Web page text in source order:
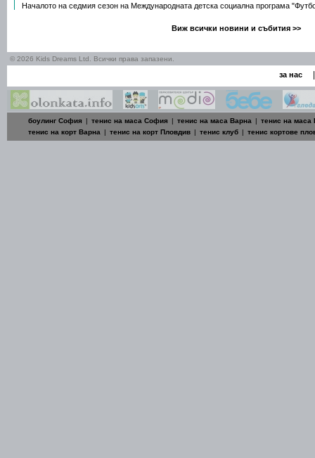
Началото на седмия сезон на Международната детска социална програма
Виж всички новини и събития >>
© 2026 Kids Dreams Ltd. Всички права запазени.
за нас
боулинг София | тенис на маса София | тенис на маса Варна | тенис на маса
тенис на корт Варна
| тенис на корт Пловдив | тенис клуб | тенис кортове